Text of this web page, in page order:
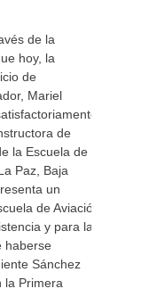
de la
hoy, la
de
Mariel
de
la Escuela de
Paz, Baja
un
de Aviación
y para la
haberse
Sánchez
la Primera